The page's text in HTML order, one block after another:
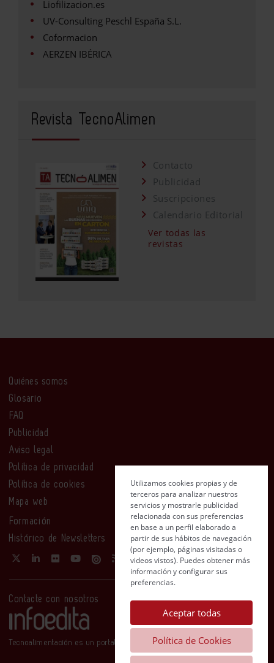
Liofilizacion.es
UV-Consulting Peschl España S.L.
Coformacion
AERZEN IBÉRICA
Revista TecnoAlimen
Contacto
Publicidad
Suscripciones
Calendario Editorial
Ver todas las
revistas
Quiénes somos
Glosario
FAQ
Publicidad
Aviso legal
Política de privacidad
Política de cookies
Mapa web
Formación
Histórico de Newsletters
Contacte con nosotros
Tecnoalimentación es un portal de Infoedita
Utilizamos cookies propias y de
terceros para analizar nuestros
servicios y mostrarle publicidad
relacionada con sus preferencias
en base a un perfil elaborado a
partir de sus hábitos de navegación
(por ejemplo, páginas visitadas o
videos vistos). Puedes obtener más
información y configurar sus
preferencias.
Aceptar todas
Política de Cookies